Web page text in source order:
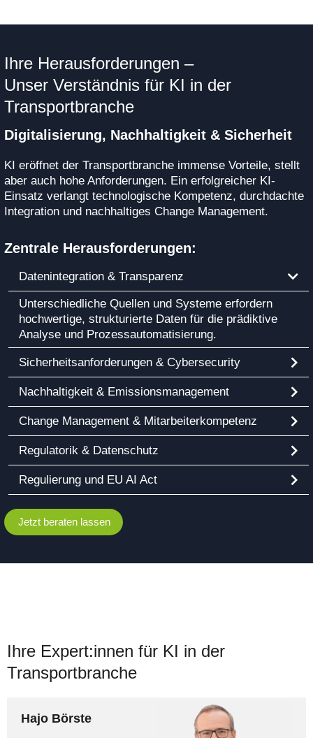
Ihre Herausforderungen –
Unser Verständnis für KI in der
Transportbranche
Digitalisierung, Nachhaltigkeit & Sicherheit
KI eröffnet der Transportbranche immense Vorteile, stellt
aber auch hohe Anforderungen. Ein erfolgreicher KI-
Einsatz verlangt technologische Kompetenz, durchdachte
Integration und nachhaltiges Change Management.
Zentrale Herausforderungen:
Datenintegration & Transparenz
Unterschiedliche Quellen und Systeme erfordern
hochwertige, strukturierte Daten für die prädiktive
Analyse und Prozessautomatisierung.
Sicherheitsanforderungen & Cybersecurity
Nachhaltigkeit & Emissionsmanagement
Change Management & Mitarbeiterkompetenz
Regulatorik & Datenschutz
Regulierung und EU AI Act
Jetzt beraten lassen
Ihre Expert:innen für KI in der
Transportbranche
Hajo Börste